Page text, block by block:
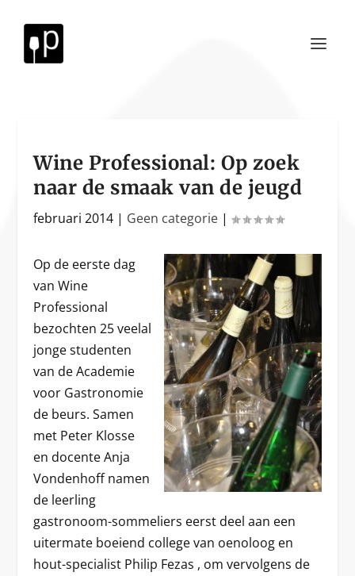
Wine Professional: Op zoek
naar de smaak van de jeugd
februari 2014 | Geen categorie |
Op de eerste dag
van Wine
Professional
bezochten 25 veelal
jonge studenten
van de Academie
voor Gastronomie
de beurs. Samen
met Peter Klosse
en docente Anja
Vondenhoff namen
de leerling
gastronoom-sommeliers eerst deel aan een
uitermate boeiend college van oenoloog en
hout-specialist Philip Fezas , om vervolgens de